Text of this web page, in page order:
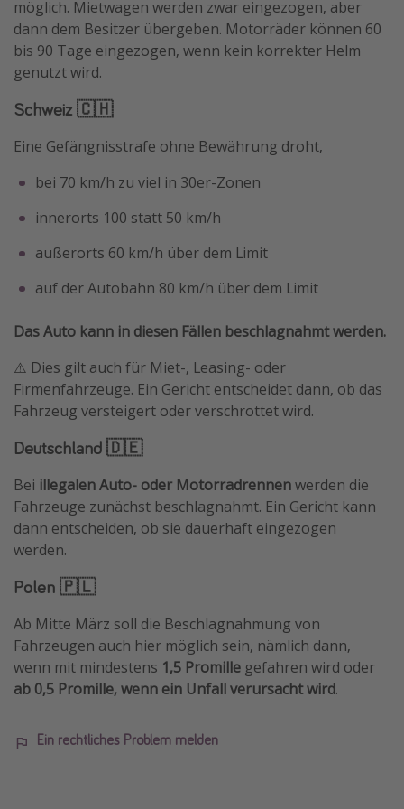
möglich. Mietwagen werden zwar eingezogen, aber
dann dem Besitzer übergeben. Motorräder können 60
bis 90 Tage eingezogen, wenn kein korrekter Helm
genutzt wird.
Schweiz 🇨🇭
Eine Gefängnisstrafe ohne Bewährung droht,
bei 70 km/h zu viel in 30er-Zonen
innerorts 100 statt 50 km/h
außerorts 60 km/h über dem Limit
auf der Autobahn 80 km/h über dem Limit
Das Auto kann in diesen Fällen beschlagnahmt werden.
⚠️ Dies gilt auch für Miet-, Leasing- oder
Firmenfahrzeuge. Ein Gericht entscheidet dann, ob das
Fahrzeug versteigert oder verschrottet wird.
Deutschland 🇩🇪
Bei illegalen Auto- oder Motorradrennenwerden die
Fahrzeuge zunächst beschlagnahmt. Ein Gericht kann
dann entscheiden, ob sie dauerhaft eingezogen
werden.
Polen 🇵🇱
Ab Mitte März soll die Beschlagnahmung von
Fahrzeugen auch hier möglich sein, nämlich dann,
wenn mit mindestens 1,5 Promille gefahren wird oder
ab 0,5 Promille, wenn ein Unfall verursacht wird.
Ein rechtliches Problem melden